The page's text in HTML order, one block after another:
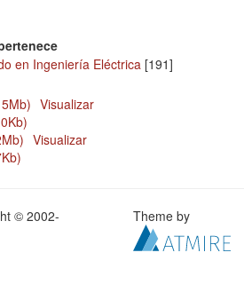
en Ingeniería Eléctrica [191]
Visualizar
Visualizar
© 2002-
Theme by